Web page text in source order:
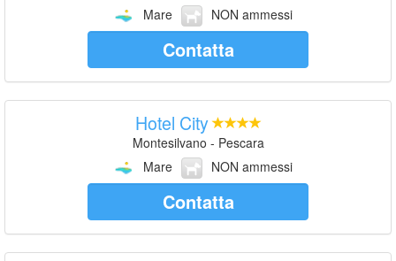
Mare
NON ammessi
Contatta
Hotel City
Montesilvano - Pescara
Mare
NON ammessi
Contatta